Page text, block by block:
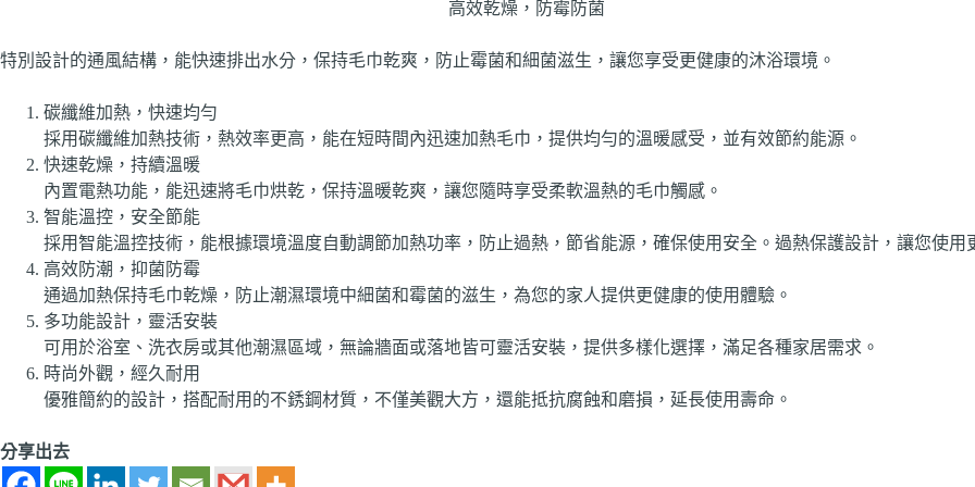
高效乾燥，防霉防菌
特別設計的通風結構，能快速排出水分，保持毛巾乾爽，防止霉菌和細菌滋生，讓您享受更健康的沐浴環境。
碳纖維加熱，快速均勻
採用碳纖維加熱技術，熱效率更高，能在短時間內迅速加熱毛巾，提供均勻的溫暖感受，並有效節約能源。
快速乾燥，持續溫暖
內置電熱功能，能迅速將毛巾烘乾，保持溫暖乾爽，讓您隨時享受柔軟溫熱的毛巾觸感。
智能溫控，安全節能
採用智能溫控技術，能根據環境溫度自動調節加熱功率，防止過熱，節省能源，確保使用安全。過熱保護設計，讓您使用
高效防潮，抑菌防霉
通過加熱保持毛巾乾燥，防止潮濕環境中細菌和霉菌的滋生，為您的家人提供更健康的使用體驗。
多功能設計，靈活安裝
可用於浴室、洗衣房或其他潮濕區域，無論牆面或落地皆可靈活安裝，提供多樣化選擇，滿足各種家居需求。
時尚外觀，經久耐用
優雅簡約的設計，搭配耐用的不銹鋼材質，不僅美觀大方，還能抵抗腐蝕和磨損，延長使用壽命。
分享出去